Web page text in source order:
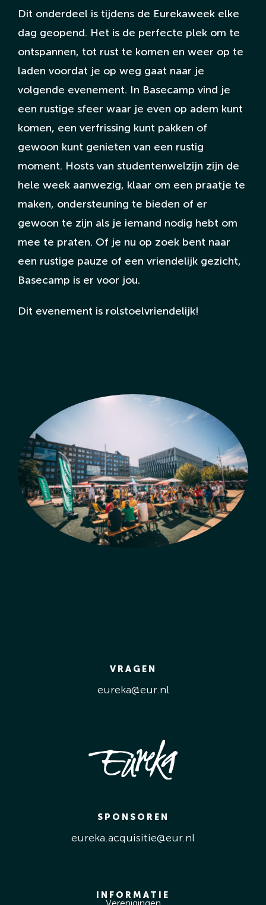
Dit onderdeel is tijdens de Eurekaweek elke
dag geopend. Het is de perfecte plek om te
ontspannen, tot rust te komen en weer op te
laden voordat je op weg gaat naar je
volgende evenement. In Basecamp vind je
een rustige sfeer waar je even op adem kunt
komen, een verfrissing kunt pakken of
gewoon kunt genieten van een rustig
moment. Hosts van studentenwelzijn zijn de
hele week aanwezig, klaar om een praatje te
maken, ondersteuning te bieden of er
gewoon te zijn als je iemand nodig hebt om
mee te praten. Of je nu op zoek bent naar
een rustige pauze of een vriendelijk gezicht,
Basecamp is er voor jou.
Dit evenement is rolstoelvriendelijk!
VRAGEN
eureka@eur.nl
SPONSOREN
eureka.acquisitie@eur.nl
INFORMATIE
Verenigingen